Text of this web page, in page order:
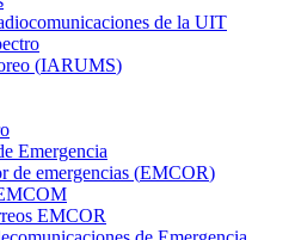
de la UIT
(IARUMS)
Emergencia
de emergencias (EMCOR)
EMCOR